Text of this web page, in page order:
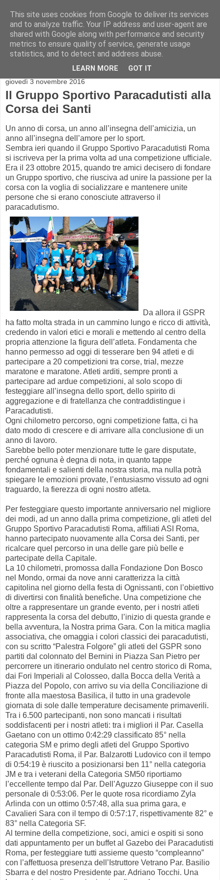
giovedì 3 novembre 2016
Il Gruppo Sportivo Paracadutisti alla
Corsa dei Santi
Un anno di corsa, un anno all’insegna dell’amicizia, un
anno all’insegna dell’amore per lo sport.
Sembra ieri quando il Gruppo Sportivo Paracadutisti Roma
si iscriveva per la prima volta ad una competizione ufficiale.
Era il 23 ottobre 2015, quando tre amici decisero di fondare
un Gruppo sportivo, che riusciva ad unire la passione per la
corsa con la voglia di socializzare e mantenere unite
persone che si erano conosciute attraverso il
paracadutismo.
Da allora il GSPR
ha fatto molta strada in un cammino lungo e ricco di attività,
credendo in valori etici e morali e mettendo al centro della
propria attenzione la figura dell’atleta. Fondamenta che
hanno permesso ad oggi di tesserare ben 94 atleti e di
partecipare a 20 competizioni tra corse, trial, mezze
maratone e maratone. Atleti arditi, sempre pronti a
partecipare ad ardue competizioni, al solo scopo di
festeggiare all’insegna dello sport, dello spirito di
aggregazione e di fratellanza che contraddistingue i
Paracadutisti.
Ogni chilometro percorso, ogni competizione fatta, ci ha
dato modo di crescere e di arrivare alla conclusione di un
anno di lavoro.
Sarebbe bello poter menzionare tutte le gare disputate,
perché ognuna è degna di nota, in quanto tappe
fondamentali e salienti della nostra storia, ma nulla potrà
spiegare le emozioni provate, l’entusiasmo vissuto ad ogni
traguardo, la fierezza di ogni nostro atleta.
Per festeggiare questo importante anniversario nel migliore
dei modi, ad un anno dalla prima competizione, gli atleti del
Gruppo Sportivo Paracadutisti Roma, affiliati ASI Roma,
hanno partecipato nuovamente alla Corsa dei Santi, per
ricalcare quel percorso in una delle gare più belle e
partecipate della Capitale.
La 10 chilometri, promossa dalla Fondazione Don Bosco
nel Mondo, ormai da nove anni caratterizza la città
capitolina nel giorno della festa di Ognissanti, con l’obiettivo
di divertirsi con finalità benefiche. Una competizione che
oltre a rappresentare un grande evento, per i nostri atleti
rappresenta la corsa del debutto, l’inizio di questa grande e
bella avventura, la Nostra prima Gara. Con la mitica maglia
associativa, che omaggia i colori classici dei paracadutisti,
con su scritto “Palestra Folgore” gli atleti del GSPR sono
partiti dal colonnato del Bernini in Piazza San Pietro per
percorrere un itinerario ondulato nel centro storico di Roma,
dai Fori Imperiali al Colosseo, dalla Bocca della Verità a
Piazza del Popolo, con arrivo su via della Conciliazione di
fronte alla maestosa Basilica, il tutto in una gradevole
giornata di sole dalle temperature decisamente primaverili.
Tra i 6.500 partecipanti, non sono mancati i risultati
soddisfacenti per i nostri atleti: tra i migliori il Par. Casella
Gaetano con un ottimo 0:42:29 classificato 85° nella
categoria SM e primo degli atleti del Gruppo Sportivo
Paracadutisti Roma, il Par. Balzarotti Ludovico con il tempo
di 0:54:19 è riuscito a posizionarsi ben 11° nella categoria
JM e tra i veterani della Categoria SM50 riportiamo
l’eccellente tempo dal Par. Dell’Aguzzo Giuseppe con il suo
personale di 0:53:06. Per le quote rosa ricordiamo Zyla
Arlinda con un ottimo 0:57:48, alla sua prima gara, e
Cavalieri Sara con il tempo di 0:57:17, rispettivamente 82° e
83° nella Categoria SF.
Al termine della competizione, soci, amici e ospiti si sono
dati appuntamento per un buffet al Gazebo dei Paracadutisti
Roma, per festeggiare tutti assieme questo “compleanno”
con l’affettuosa presenza dell’Istruttore Vetrano Par. Basilio
Sbarra e del nostro Presidente par. Adriano Tocchi. Una
This site uses cookies from Google to deliver its services
and to analyze traffic. Your IP address and user-agent are
shared with Google along with performance and security
metrics to ensure quality of service, generate usage
statistics, and to detect and address abuse.
LEARN MORE GOT IT